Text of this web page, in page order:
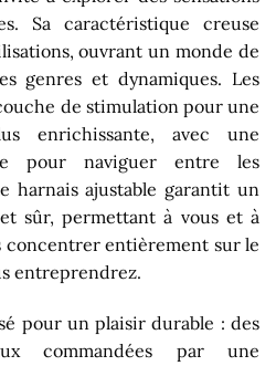
Sa caractéristique creuse
ouvrant un monde de
genres et dynamiques. Les
de stimulation pour une
enrichissante, avec une
pour naviguer entre les
harnais ajustable garantit un
sûr, permettant à vous et à
concentrer entièrement sur le
entreprendrez.
pour un plaisir durable : des
commandées par une